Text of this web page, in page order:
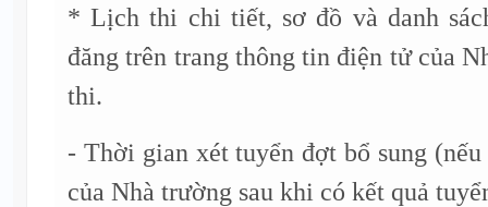
* Lịch thi chi tiết, sơ đồ và danh
đăng trên trang thông tin điện tử của
thi.
- Thời gian xét tuyển đợt bổ sung
của Nhà trường sau khi có kết quả